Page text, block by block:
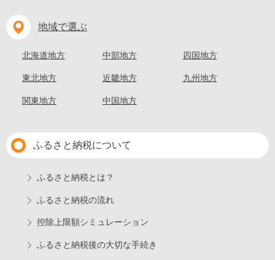
地域で選ぶ
北海道地方
東北地方
関東地方
中部地方
近畿地方
中国地方
四国地方
九州地方
ふるさと納税について
ふるさと納税とは？
ふるさと納税の流れ
控除上限額シミュレーション
ふるさと納税後の大切な手続き